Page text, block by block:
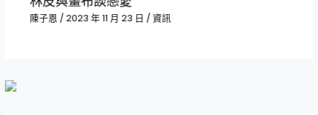
陳子恩 / 2023 年 11 月 23 日 / 資訊